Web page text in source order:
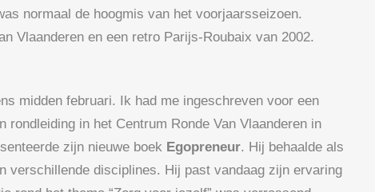
normaal de hoogmis van het voorjaarsseizoen.
Vlaanderen en een retro Parijs-Roubaix van 2002.
midden februari. Ik had me ingeschreven voor een
rondleiding in het Centrum Ronde Van Vlaanderen in
zijn nieuwe boek Egopreneur. Hij behaalde als
verschillende disciplines. Hij past vandaag zijn ervaring